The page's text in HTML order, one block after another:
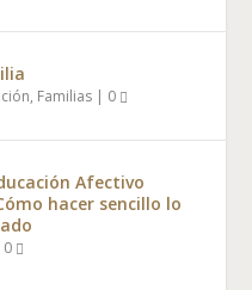
, Familias | 0
Afectivo
hacer sencillo lo
0